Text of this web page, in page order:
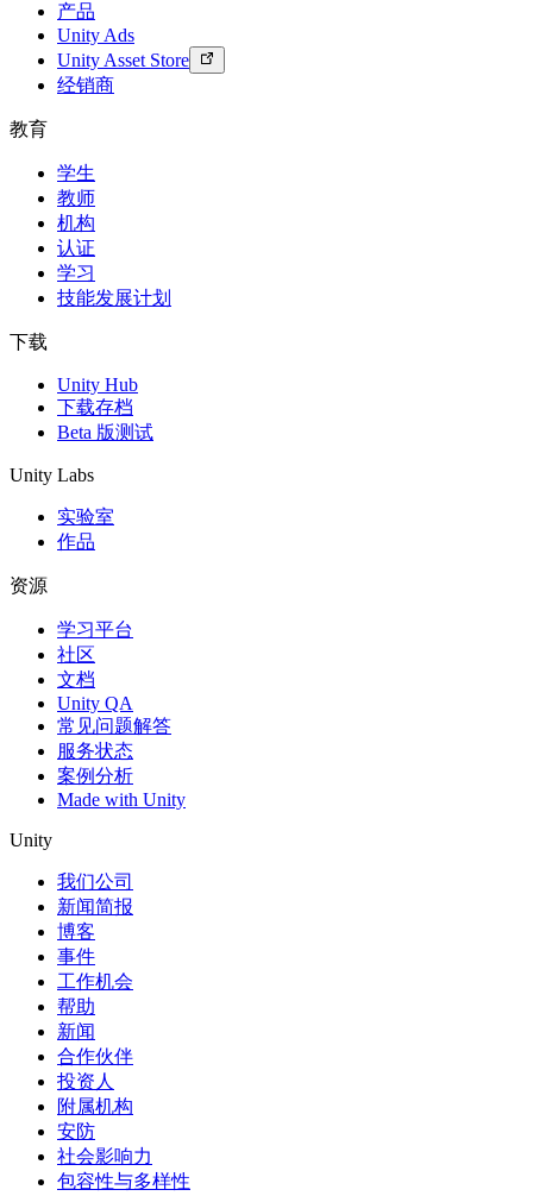
通过 Unity 投放广告
使用案例
移动游戏
使用 Unity 打造移动端爆款游戏
独立游戏
小团队也能做出大游戏
XR 游戏
跨平台发布 XR 游戏
多人游戏
简化多人游戏开发
博客
更新、信息和技术提示
新闻
新闻、故事和新闻中心
认证
证明您的Unity精通
产品
Unity Ads
Unity Asset Store
经销商
教育
学生
教师
机构
认证
学习
技能发展计划
下载
Unity Hub
下载存档
Beta 版测试
Unity Labs
实验室
作品
资源
学习平台
社区
文档
Unity QA
常见问题解答
服务状态
案例分析
Made with Unity
Unity
我们公司
新闻简报
博客
事件
工作机会
帮助
新闻
合作伙伴
投资人
附属机构
安防
社会影响力
包容性与多样性